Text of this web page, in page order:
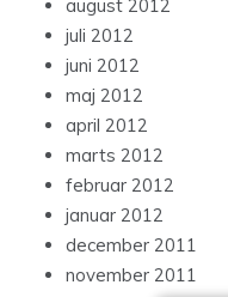
august 2012
juli 2012
juni 2012
maj 2012
april 2012
marts 2012
februar 2012
januar 2012
december 2011
november 2011